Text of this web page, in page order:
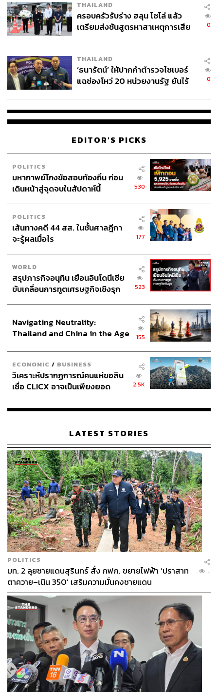
จ่ายหนี้-แอบระบุแบรนด์
THAILAND
ครอบครัวรับร่าง ฮลุน โซโล่ แล้ว
เตรียมส่งชันสูตรหาสาเหตุการเสีย
0
THAILAND
‘ธนารัตน์’ ให้ปากคำตำรวจไซเบอร์
แฉช่องโหว่ 20 หน่วยงานรัฐ ยันไร้
0
EDITOR'S PICKS
POLITICS
มหากาพย์โกงข้อสอบท้องถิ่น ก่อน
เดินหน้าสู่จุดจบในสัปดาห์นี้
530
POLITICS
เส้นทางคดี 44 สส. ในชั้นศาลฎีกา
จะรู้ผลเมื่อไร
177
WORLD
สรุปภารกิจอนุทิน เยือนอินโดนีเซีย
ขับเคลื่อนการทูตเศรษฐกิจเชิงรุก
523
Navigating Neutrality:
Thailand and China in the Age
155
ECONOMIC / BUSINESS
วิเคราะห์ปรากฏการณ์คนแห่ขอสิน
เชื่อ CLICX อาจเป็นเพียงยอด
เรือนไทยที่ถูกซุกไว้
2.5K
LATEST STORIES
POLITICS
มท. 2 ลุยชายแดนสุรินทร์ สั่ง กฟภ. ขยายไฟฟ้า ‘ปราสาท
ตาควาย–เนิน 350’ เสริมความมั่นคงชายแดน
...